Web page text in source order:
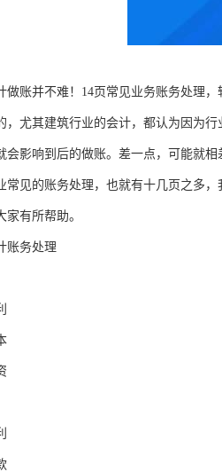
做账并不难！14页常见业务账务处理，
，尤其建筑行业的会计，都认为因为
会影响到后的做账。差一点，可能就相
常见的账务处理，也就有十几页之多
家有所帮助。
账务处理